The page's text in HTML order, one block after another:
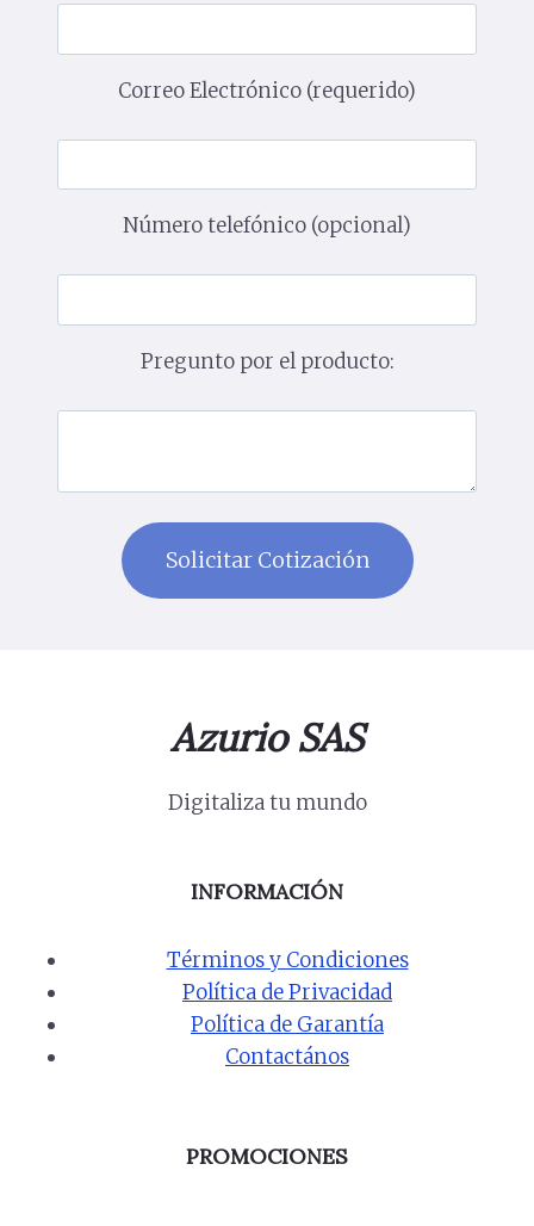
Correo Electrónico (requerido)
Número telefónico (opcional)
Pregunto por el producto:
Azurio SAS
Digitaliza tu mundo
INFORMACIÓN
Términos y Condiciones
Política de Privacidad
Política de Garantía
Contactános
PROMOCIONES